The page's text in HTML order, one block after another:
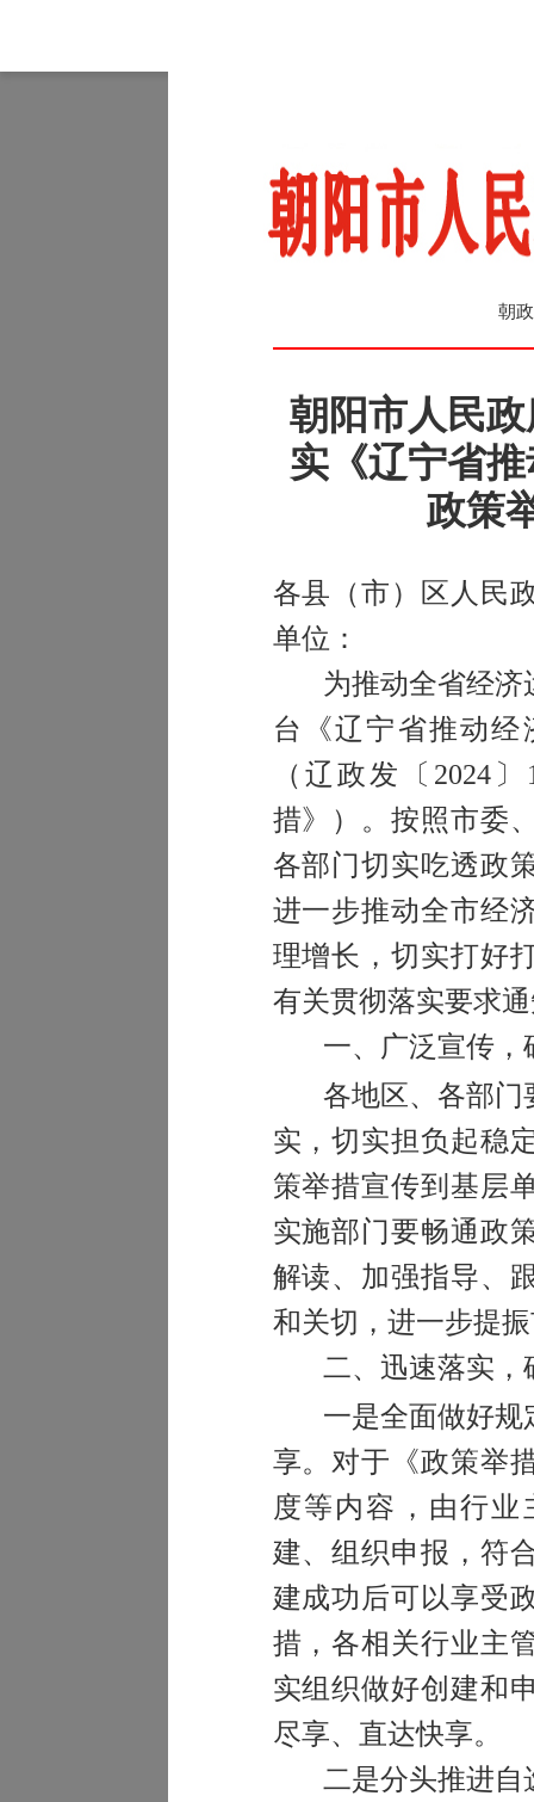
朝
朝阳市人民
实《辽宁省
政策
各县（市）区人民
单位：
为推动全省经
台《辽宁省推动
（辽政发〔 2024〕
措》）。按照市委
各部门切实吃透政
进一步推动全市经
理增长，切实打好
有关贯彻落实要求
一、广泛宣传
各地区、各部门
实，切实担负起稳
策举措宣传到基层
实施部门要畅通政
解读、加强指导、
和关切，进一步提
二、迅速落实，
一是全面做好
享。 对于《政策举
度等内容，由行
建、组织申报，符
建成功后可以享受
措，各相关行业主
实组织做好创建和
尽享、直达快享。
二是分头推进自